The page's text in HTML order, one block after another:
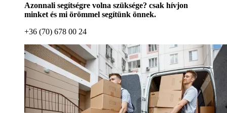
Azonnali segítségre volna szüksége? csak hívjon
minket és mi örömmel segítünk önnek.
+36 (70) 678 00 24